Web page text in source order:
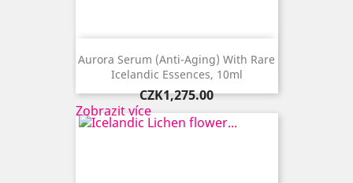
Aurora Serum (anti-Aging) With Rare
Icelandic Essences, 10ml
Price
CZK1,275.00
Zobrazit více